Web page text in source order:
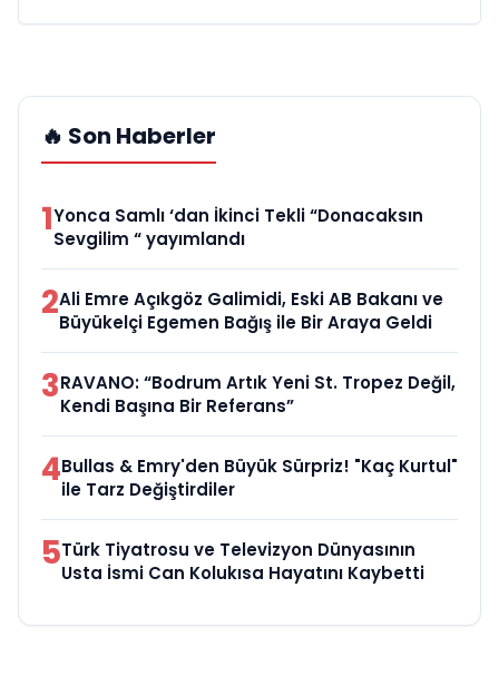
🔥 Son Haberler
1Yonca Samlı ‘dan İkinci Tekli “Donacaksın
Sevgilim “ yayımlandı
2Ali Emre Açıkgöz Galimidi, Eski AB Bakanı ve
Büyükelçi Egemen Bağış ile Bir Araya Geldi
3RAVANO: “Bodrum Artık Yeni St. Tropez Değil,
Kendi Başına Bir Referans”
4Bullas & Emry'den Büyük Sürpriz! "Kaç Kurtul"
ile Tarz Değiştirdiler
5Türk Tiyatrosu ve Televizyon Dünyasının
Usta İsmi Can Kolukısa Hayatını Kaybetti